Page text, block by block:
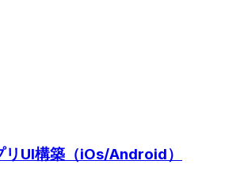
リUI構築（iOs/Android）